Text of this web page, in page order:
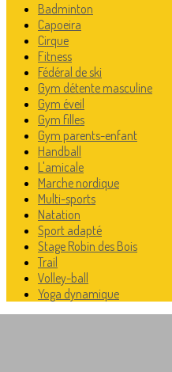
Badminton
Capoeira
Cirque
Fitness
Fédéral de ski
Gym détente masculine
Gym éveil
Gym filles
Gym parents-enfant
Handball
L'amicale
Marche nordique
Multi-sports
Natation
Sport adapté
Stage Robin des Bois
Trail
Volley-ball
Yoga dynamique